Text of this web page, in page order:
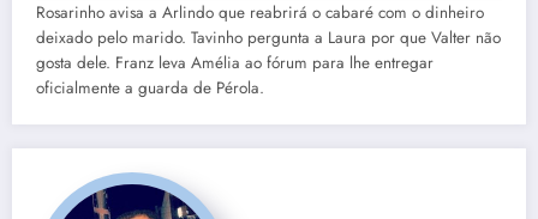
Rosarinho avisa a Arlindo que reabrirá o cabaré com o dinheiro
deixado pelo marido. Tavinho pergunta a Laura por que Valter não
gosta dele. Franz leva Amélia ao fórum para lhe entregar
oficialmente a guarda de Pérola.